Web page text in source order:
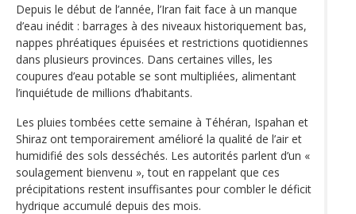
Depuis le début de l’année, l’Iran fait face à un manque
d’eau inédit : barrages à des niveaux historiquement bas,
nappes phréatiques épuisées et restrictions quotidiennes
dans plusieurs provinces. Dans certaines villes, les
coupures d’eau potable se sont multipliées, alimentant
l’inquiétude de millions d’habitants.
Les pluies tombées cette semaine à Téhéran, Ispahan et
Shiraz ont temporairement amélioré la qualité de l’air et
humidifié des sols desséchés. Les autorités parlent d’un «
soulagement bienvenu », tout en rappelant que ces
précipitations restent insuffisantes pour combler le déficit
hydrique accumulé depuis des mois.